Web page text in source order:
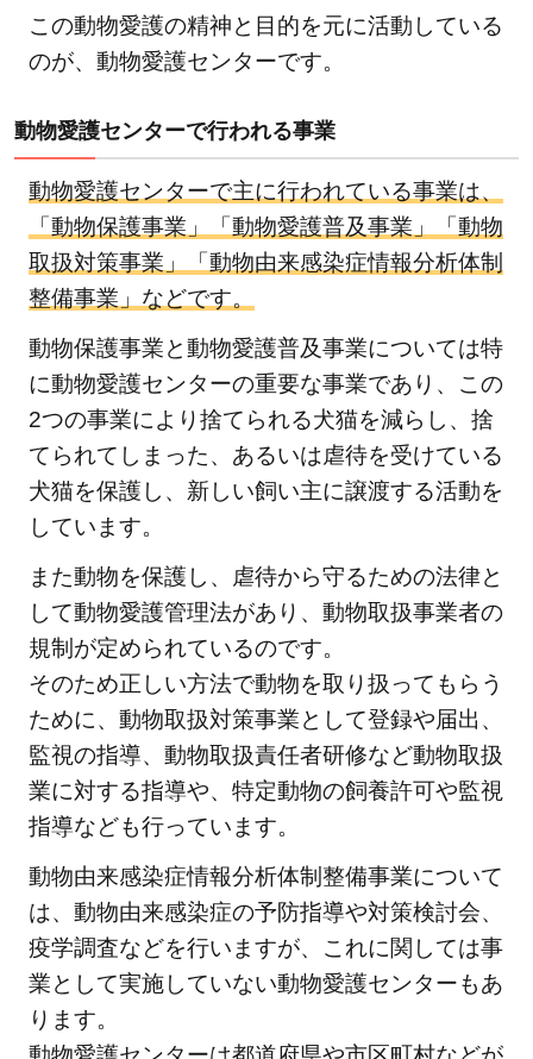
の具
体的
り組
み例
2
動
物
愛
護
セ
ン
タ
か
ら
犬
猫
の
譲
渡
を
受
け
る
方
法
2.1
動物
愛護
セン
ター
の犬
この動物愛護の精神と目的を元に活動している
のが、動物愛護センターです。
動物愛護センターで行われる事業
動物愛護センターで主に行われている事業は、
「動物保護事業」「動物愛護普及事業」「動物
取扱対策事業」「動物由来感染症情報分析体制
整備事業」などです。
動物保護事業と動物愛護普及事業については特
に動物愛護センターの重要な事業であり、この
2つの事業により捨てられる犬猫を減らし、捨
てられてしまった、あるいは虐待を受けている
犬猫を保護し、新しい飼い主に譲渡する活動を
しています。
また動物を保護し、虐待から守るための法律と
して動物愛護管理法があり、動物取扱事業者の
規制が定められているのです。
そのため正しい方法で動物を取り扱ってもらう
ために、動物取扱対策事業として登録や届出、
監視の指導、動物取扱責任者研修など動物取扱
業に対する指導や、特定動物の飼養許可や監視
指導なども行っています。
動物由来感染症情報分析体制整備事業について
は、動物由来感染症の予防指導や対策検討会、
疫学調査などを行いますが、これに関しては事
業として実施していない動物愛護センターもあ
ります。